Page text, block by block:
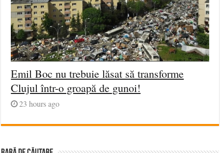
Emil Boc nu trebuie lăsat să transforme
Clujul într-o groapă de gunoi!
23 hours ago